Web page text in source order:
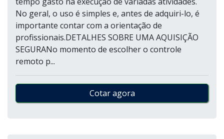
No geral, o uso é simples e, antes de adquiri-lo, é
importante contar com a orientação de
profissionais.DETALHES SOBRE UMA AQUISIÇÃO
SEGURANo momento de escolher o controle
remoto p...
Cotar agora